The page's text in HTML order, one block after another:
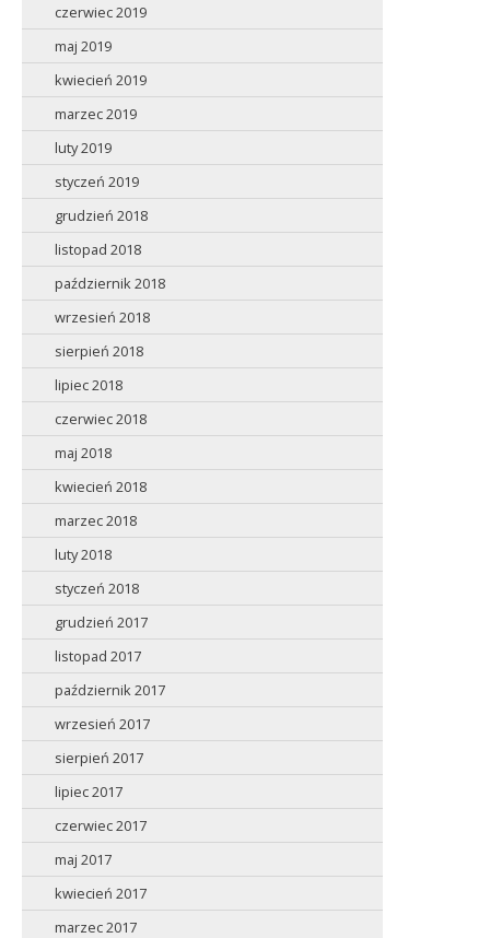
czerwiec 2019
maj 2019
kwiecień 2019
marzec 2019
luty 2019
styczeń 2019
grudzień 2018
listopad 2018
październik 2018
wrzesień 2018
sierpień 2018
lipiec 2018
czerwiec 2018
maj 2018
kwiecień 2018
marzec 2018
luty 2018
styczeń 2018
grudzień 2017
listopad 2017
październik 2017
wrzesień 2017
sierpień 2017
lipiec 2017
czerwiec 2017
maj 2017
kwiecień 2017
marzec 2017